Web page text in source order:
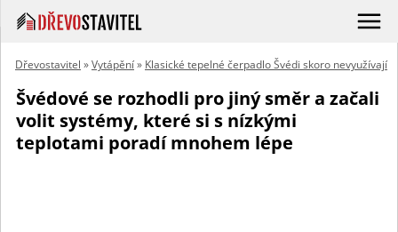
Dřevostavitel »Vytápění» Klasické tepelné čerpadlo Švédi skoro nevyužívají
Švédové se rozhodli pro jiný směr a začali
volit systémy, které si s nízkými
teplotami poradí mnohem lépe